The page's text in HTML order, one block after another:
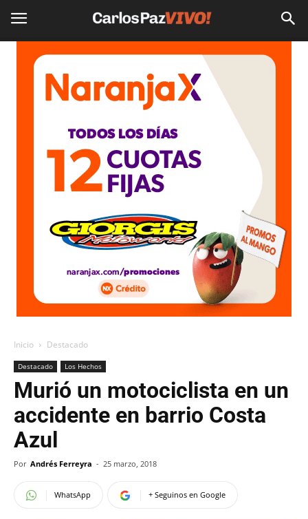
Inicio Destacado
Destacado Los Hechos
Murió un motociclista en un
accidente en barrio Costa
Azul
Por Andrés Ferreyra - 25 marzo, 2018
WhatsApp + Seguinos en Google